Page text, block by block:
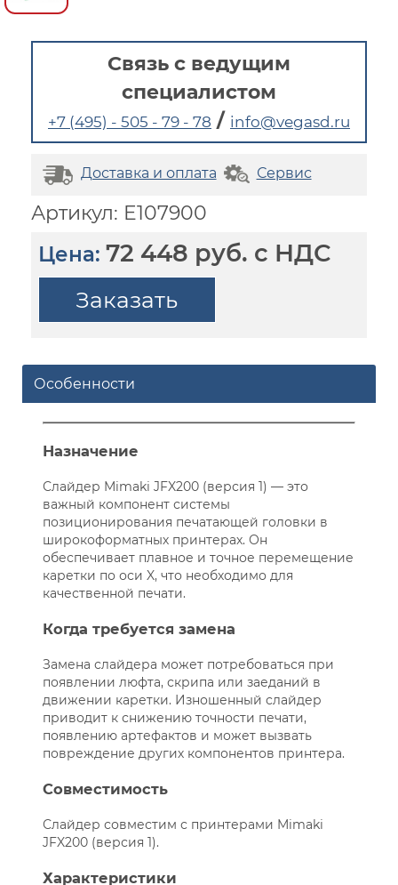
Связь с ведущим
специалистом
+7 (495) - 505 - 79 - 78 / info@vegasd.ru
Доставка и оплата Сервис
Артикул: E107900
Цена: 72 448 руб. с НДС
Заказать
Особенности
Назначение
Слайдер Mimaki JFX200 (версия 1) — это
важный компонент системы
позиционирования печатающей головки в
широкоформатных принтерах. Он
обеспечивает плавное и точное перемещение
каретки по оси X, что необходимо для
качественной печати.
Когда требуется замена
Замена слайдера может потребоваться при
появлении люфта, скрипа или заеданий в
движении каретки. Изношенный слайдер
приводит к снижению точности печати,
появлению артефактов и может вызвать
повреждение других компонентов принтера.
Совместимость
Слайдер совместим с принтерами Mimaki
JFX200 (версия 1).
Характеристики